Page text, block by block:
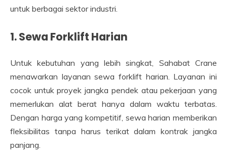
untuk berbagai sektor industri.
1. Sewa Forklift Harian
Untuk kebutuhan yang lebih singkat, Sahabat Crane
menawarkan layanan sewa forklift harian. Layanan ini
cocok untuk proyek jangka pendek atau pekerjaan yang
memerlukan alat berat hanya dalam waktu terbatas.
Dengan harga yang kompetitif, sewa harian memberikan
fleksibilitas tanpa harus terikat dalam kontrak jangka
panjang.